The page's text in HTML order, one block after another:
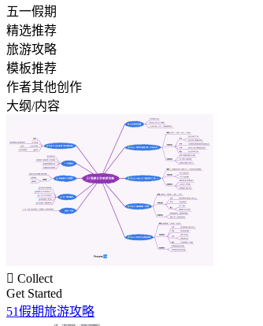
五一假期
精选推荐
旅游攻略
模板推荐
作者其他创作
大纲/内容
 Collect
Get Started
51假期旅游攻略